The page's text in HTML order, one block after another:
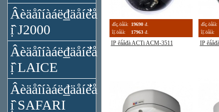
Âèäåîíàáë₫äåíèå
ị̂ J2000
Âèäåîíàáë₫äåíèå
ị̂ LAICE
Âèäåîíàáë₫äåíèå
ị̂ SAFARI
đîç.öåíà: 19690 đ.
îị̈.öåíà:
17963 đ.
IP êà́åđà ACTi ACM-3511
đîç.öåíà:
îị̈.öåíà:
IP